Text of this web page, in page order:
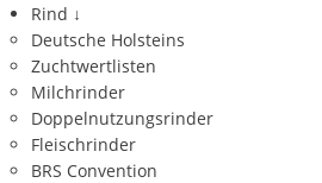
Rind ↓
Deutsche Holsteins
Zuchtwertlisten
Milchrinder
Doppelnutzungsrinder
Fleischrinder
BRS Convention